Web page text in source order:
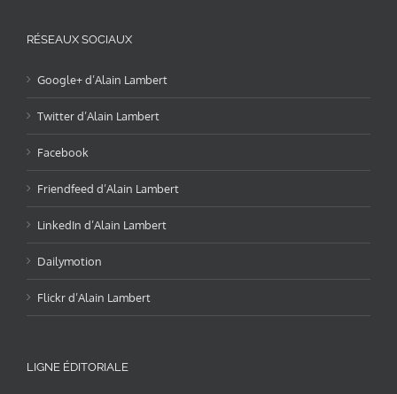
RÉSEAUX SOCIAUX
Google+ d’Alain Lambert
Twitter d’Alain Lambert
Facebook
Friendfeed d’Alain Lambert
LinkedIn d’Alain Lambert
Dailymotion
Flickr d’Alain Lambert
LIGNE ÉDITORIALE